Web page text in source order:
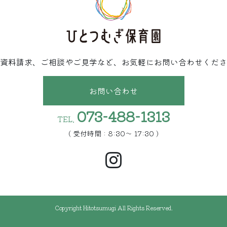
料請求、ご相談やご見学など、お気軽にお問い合わせくだ
お問い合わせ
TEL. 073-488-1313
( 受付時間 : 8:30〜 17:30 )
Copyright Hitotsumugi All Rights Reserved.